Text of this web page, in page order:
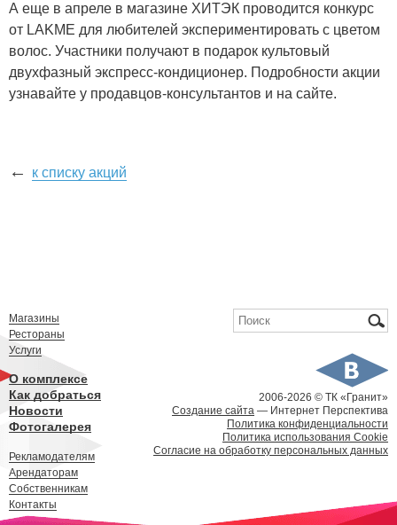
А еще в апреле в магазине ХИТЭК проводится конкурс
от LAKME для любителей экспериментировать с цветом
волос. Участники получают в подарок культовый
двухфазный экспресс-кондиционер. Подробности акции
узнавайте у продавцов-консультантов и на сайте.
← к списку акций
2006-2026 © ТК «Гранит»
Создание сайта — Интернет Перспектива
Политика конфиденциальности
Политика использования Cookie
Согласие на обработку персональных данных
Форма поиска
Поиск
Магазины
Рестораны
Услуги
О комплексе
Как добраться
Новости
Фотогалерея
Рекламодателям
Арендаторам
Собственникам
Контакты